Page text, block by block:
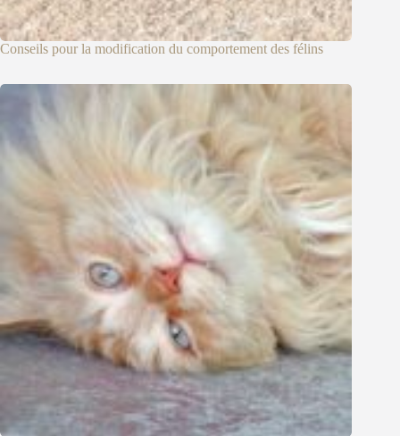
Conseils pour la modification du comportement des félins